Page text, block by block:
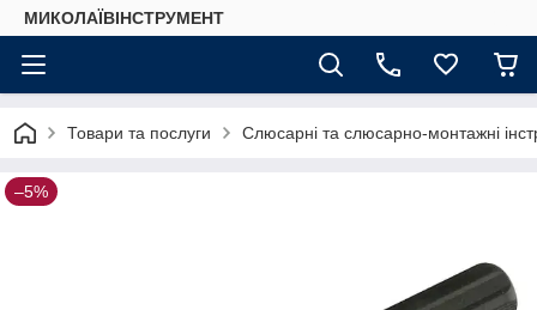
МИКОЛАЇВІНСТРУМЕНТ
Товари та послуги Слюсарні та слюсарно-монтажні
–5%